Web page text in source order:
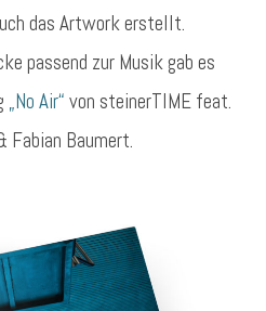
das Artwork erstellt.
passend zur Musik gab es
„No Air“ von steinerTIME feat.
Fabian Baumert.